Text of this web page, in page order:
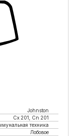
Johnston
Cx 201, Cn 201
техника
Лобовое